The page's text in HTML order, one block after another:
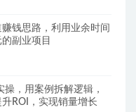
钱思路，利用业余时间
副业项目
，用案例拆解逻辑，
ROI，实现销量增长